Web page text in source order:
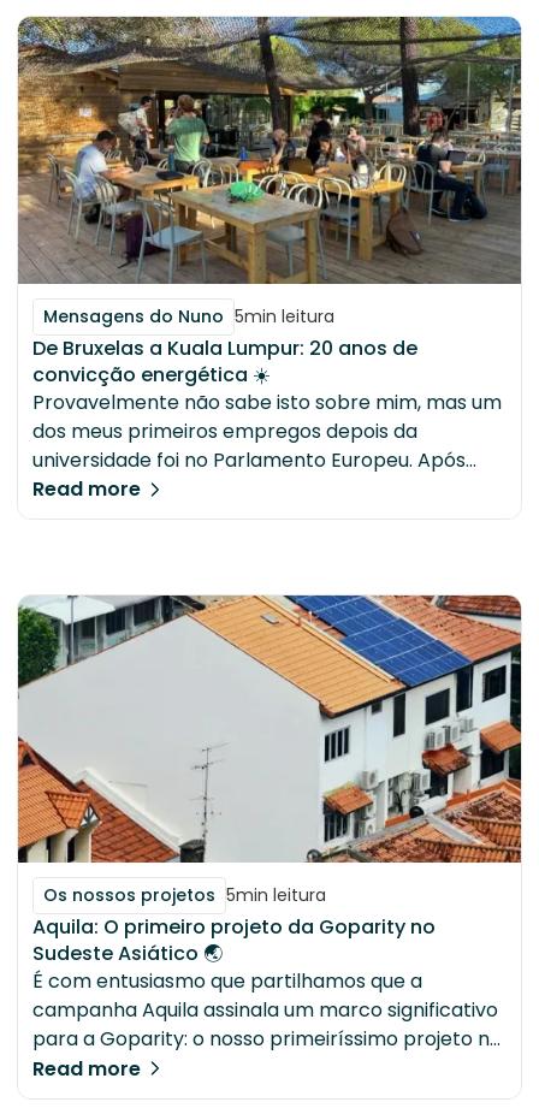
fórmulas, registadas no CPNP.
Mensagens do Nuno 5min leitura
De Bruxelas a Kuala Lumpur: 20 anos de
convicção energética ☀️
Provavelmente não sabe isto sobre mim, mas um
dos meus primeiros empregos depois da
universidade foi no Parlamento Europeu. Após
uma breve experiência em certificação e
inspeção quando me formei, tive a sorte de
estágio não remunerado no Parlamento Europeu
em Bruxelas.
Read more
Os nossos projetos 5min leitura
‍Aquila: O primeiro projeto da Goparity no
Sudeste Asiático 🌏
É com entusiasmo que partilhamos que a
campanha Aquila assinala um marco significativo
para a Goparity: o nosso primeiríssimo projeto no
Sudeste Asiático.
Read more